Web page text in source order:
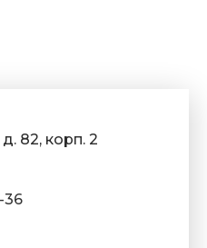
82, корп. 2
36